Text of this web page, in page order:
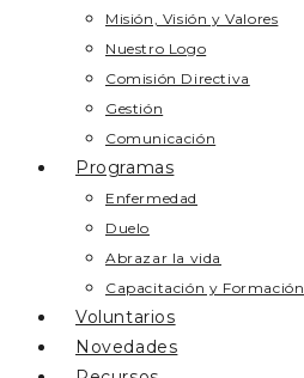
Misión, Visión y Valores
Nuestro Logo
Comisión Directiva
Gestión
Comunicación
Programas
Enfermedad
Duelo
Abrazar la vida
Capacitación y Formación
Voluntarios
Novedades